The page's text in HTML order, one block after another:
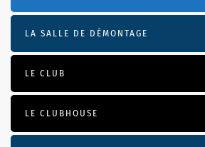
LA SALLE DE DÉMONTAGE
LE CLUB
LE CLUBHOUSE